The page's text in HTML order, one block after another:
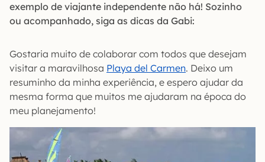
exemplo de viajante independente não há! Sozinho
ou acompanhado, siga as dicas da Gabi:
Gostaria muito de colaborar com todos que desejam
visitar a maravilhosa Playa del Carmen. Deixo um
resuminho da minha experiência, e espero ajudar da
mesma forma que muitos me ajudaram na época do
meu planejamento!